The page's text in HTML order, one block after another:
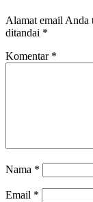
Alamat email Anda
ditandai *
Komentar *
Nama *
Email *